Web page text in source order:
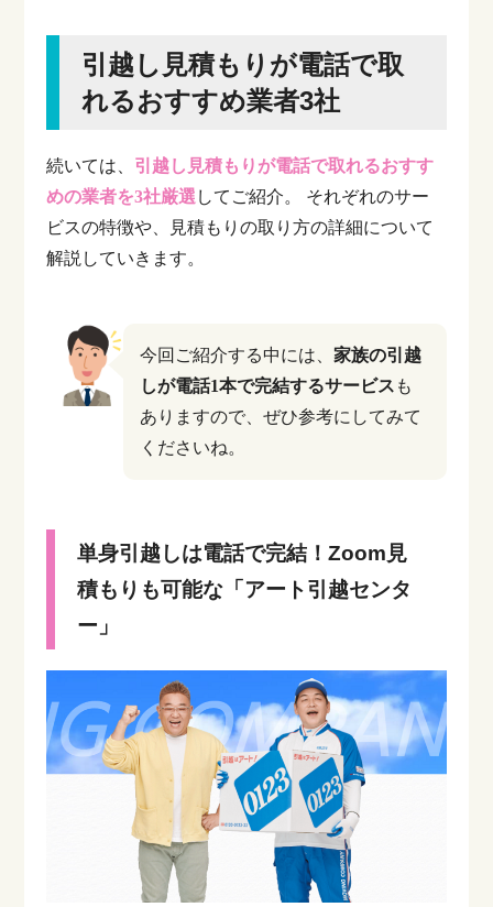
引越し見積もりが電話で取
れるおすすめ業者3社
続いては、 引越し見積もりが電話で取れるおすす
めの業者を3社厳選してご紹介。
それぞれのサー
ビスの特徴や、見積もりの取り方の詳細について
解説していきます。
今回ご紹介する中には、家族の引越
しが電話1本で完結するサービス も
ありますので、ぜひ参考にしてみて
くださいね。
単身引越しは電話で完結！Zoom見
積もりも可能な「アート引越センタ
ー」